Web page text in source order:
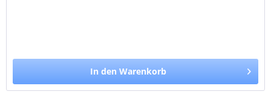
In den Warenkorb